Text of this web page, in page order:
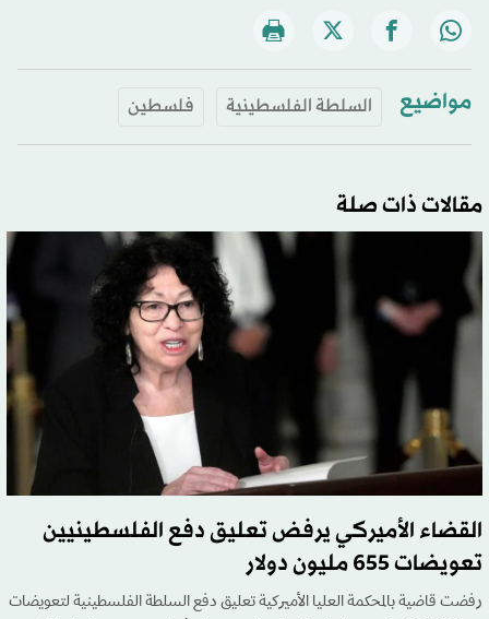
مواضيع السلطة الفلسطينية فلسطين
مقالات ذات صلة
القضاء الأميركي يرفض تعليق دفع الفلسطينيين
تعويضات 655 مليون دولار
رفضت قاضية بالمحكمة العليا الأميركية تعليق دفع السلطة الفلسطينية لتعويضات